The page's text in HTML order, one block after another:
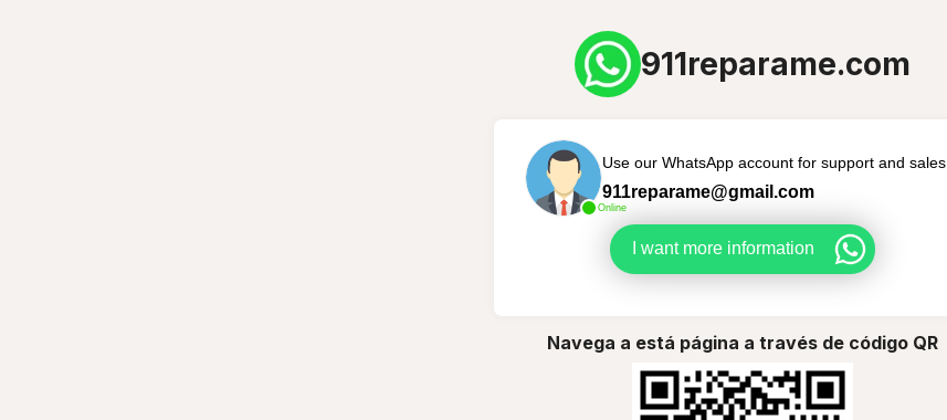
911reparame.com
Online
Use our WhatsApp account for support and sales
911reparame@gmail.com
I want more information
Navega a está página a través de código QR